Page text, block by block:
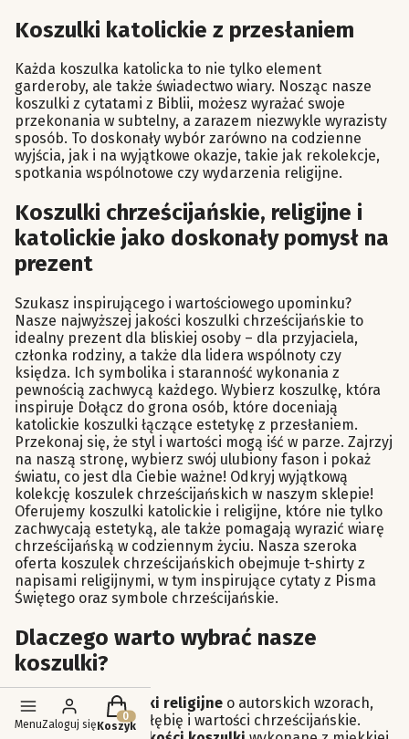
Koszulki katolickie z przesłaniem
Każda koszulka katolicka to nie tylko element
garderoby, ale także świadectwo wiary. Nosząc nasze
koszulki z cytatami z Biblii, możesz wyrażać swoje
przekonania w subtelny, a zarazem niezwykle wyrazisty
sposób. To doskonały wybór zarówno na codzienne
wyjścia, jak i na wyjątkowe okazje, takie jak rekolekcje,
spotkania wspólnotowe czy wydarzenia religijne.
Koszulki chrześcijańskie, religijne i
katolickie jako doskonały pomysł na
prezent
Szukasz inspirującego i wartościowego upominku?
Nasze najwyższej jakości koszulki chrześcijańskie to
idealny prezent dla bliskiej osoby – dla przyjaciela,
członka rodziny, a także dla lidera wspólnoty czy
księdza. Ich symbolika i staranność wykonania z
pewnością zachwycą każdego. Wybierz koszulkę, która
inspiruje Dołącz do grona osób, które doceniają
katolickie koszulki łączące estetykę z przesłaniem.
Przekonaj się, że styl i wartości mogą iść w parze. Zajrzyj
na naszą stronę, wybierz swój ulubiony fason i pokaż
światu, co jest dla Ciebie ważne! Odkryj wyjątkową
kolekcję koszulek chrześcijańskich w naszym sklepie!
Oferujemy koszulki katolickie i religijne, które nie tylko
zachwycają estetyką, ale także pomagają wyrazić wiarę
chrześcijańską w codziennym życiu. Nasza szeroka
oferta koszulek chrześcijańskich obejmuje t-shirty z
napisami religijnymi, w tym inspirujące cytaty z Pisma
Świętego oraz symbole chrześcijańskie.
Dlaczego warto wybrać nasze
koszulki?
Piękne koszulki religijne o autorskich wzorach,
które oddają głębię i wartości chrześcijańskie.
MenuZaloguj się
Produkty w koszyku: 0. Zobacz szczegóły
Koszyk